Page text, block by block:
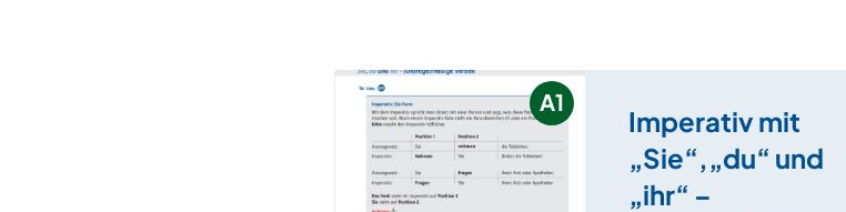
A1
Imperativ mit
„Sie“,„du“ und
„ihr“ –